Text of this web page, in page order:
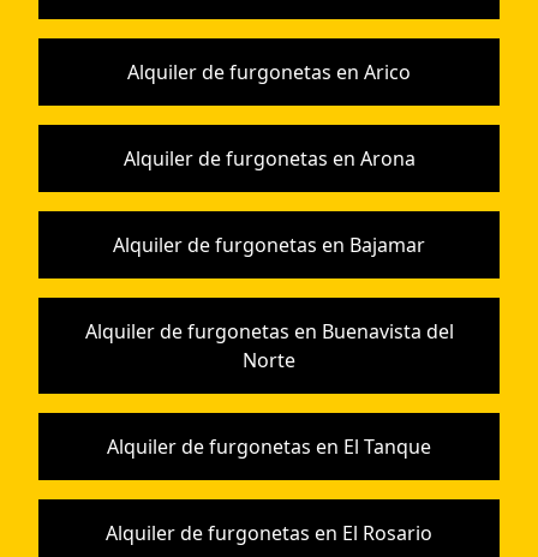
Alquiler de furgonetas en Arico
Alquiler de furgonetas en Arona
Alquiler de furgonetas en Bajamar
Alquiler de furgonetas en Buenavista del
Norte
Alquiler de furgonetas en El Tanque
Alquiler de furgonetas en El Rosario